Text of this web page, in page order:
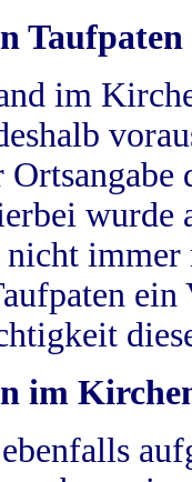
Taufpaten
im
wurde
im